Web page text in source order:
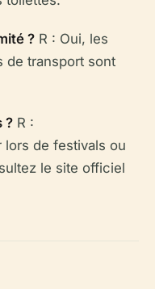
? R : Oui, les
de transport sont
? R :
lors de festivals ou
le site officiel